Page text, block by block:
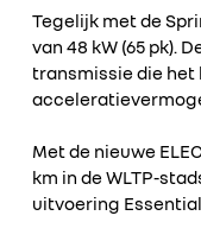
Tegelijk met de
van 48 kW (65 pk).
transmissie die het
Met de nieuwe
km in de WLTP-
uitvoering